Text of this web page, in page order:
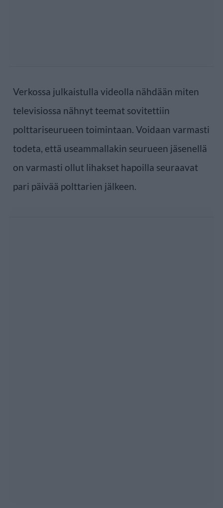
Verkossa julkaistulla videolla nähdään miten
televisiossa nähnyt teemat sovitettiin
polttariseurueen toimintaan. Voidaan varmasti
todeta, että useammallakin seurueen jäsenellä
on varmasti ollut lihakset hapoilla seuraavat
pari päivää polttarien jälkeen.